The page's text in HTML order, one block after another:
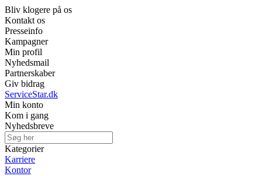
Bliv klogere på os
Kontakt os
Presseinfo
Kampagner
Min profil
Nyhedsmail
Partnerskaber
Giv bidrag
ServiceStar.dk
Min konto
Kom i gang
Nyhedsbreve
Kategorier
Karriere
Kontor